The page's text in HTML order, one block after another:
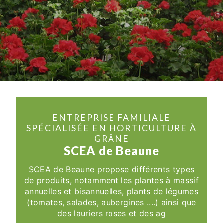
ENTREPRISE FAMILIALE
SPÉCIALISÉE EN HORTICULTURE À
GRÂNE
SCEA de Beaune
SCEA de Beaune propose différents types
de produits, notamment les plantes à massif
annuelles et bisannuelles, plants de légumes
(tomates, salades, aubergines ....) ainsi que
des lauriers roses et des ag